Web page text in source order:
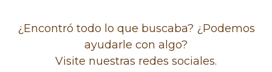
¿Encontró todo lo que buscaba? ¿Podemos
ayudarle con algo?
Visite nuestras redes sociales.